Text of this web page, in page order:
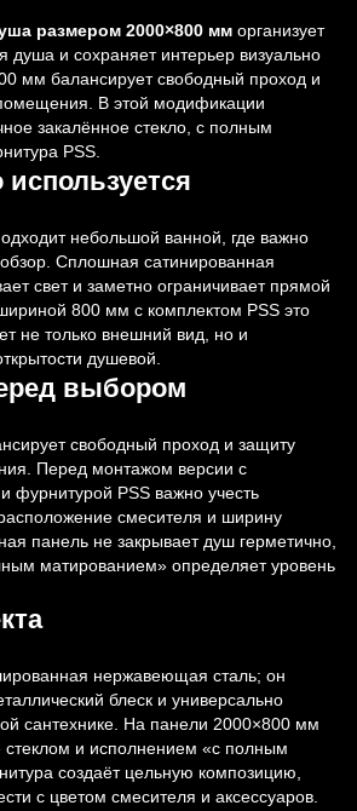
размером 2000×800 мм организует
душа и сохраняет интерьер визуально
мм балансирует свободный проход и
В этой модификации
закалённое стекло, с полным
PSS.
используется
небольшой ванной, где важно
Сплошная сатинированная
свет и заметно ограничивает прямой
800 мм с комплектом PSS это
не только внешний вид, но и
душевой.
выбором
свободный проход и защиту
Перед монтажом версии с
фурнитурой PSS важно учесть
смесителя и ширину
панель не закрывает душ герметично,
матированием» определяет уровень
нержавеющая сталь; он
блеск и универсально
сантехнике. На панели 2000×800 мм
стеклом и исполнением «с полным
создаёт цельную композицию,
с цветом смесителя и аксессуаров.